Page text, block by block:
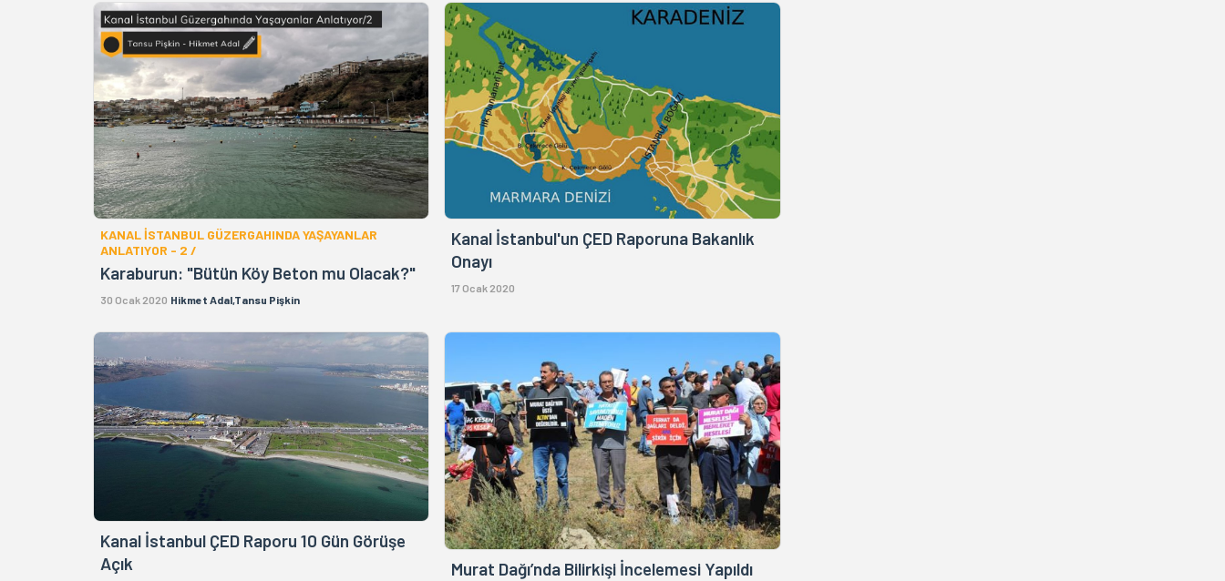
KANAL İSTANBUL GÜZERGAHINDA YAŞAYANLAR
ANLATIYOR - 2 /
Karaburun: "Bütün Köy Beton mu Olacak?"
30 Ocak 2020 Hikmet Adal,Tansu Pişkin
Kanal İstanbul'un ÇED Raporuna Bakanlık
Onayı
17 Ocak 2020
Kanal İstanbul ÇED Raporu 10 Gün Görüşe
Açık
Murat Dağı’nda Bilirkişi İncelemesi Yapıldı